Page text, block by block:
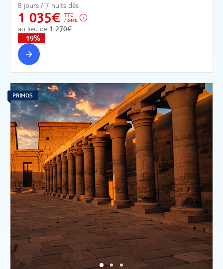
8 jours / 7 nuits dès
1 035€
TTC
/ pers.
au lieu de 1 270€
-19%
PRIMOS